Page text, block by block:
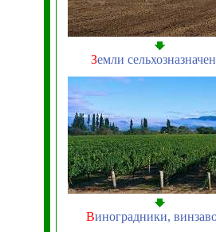
Земли
Виноградники,